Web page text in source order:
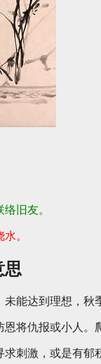
旧友。
。
思
能达到理想，秋
将仇报或小人。
刺激，或是有郁